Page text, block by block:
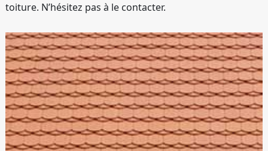
toiture. N’hésitez pas à le contacter.